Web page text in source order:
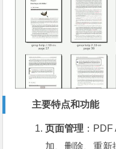
主要特点和功能
页面管理 ：
加、删除、重新